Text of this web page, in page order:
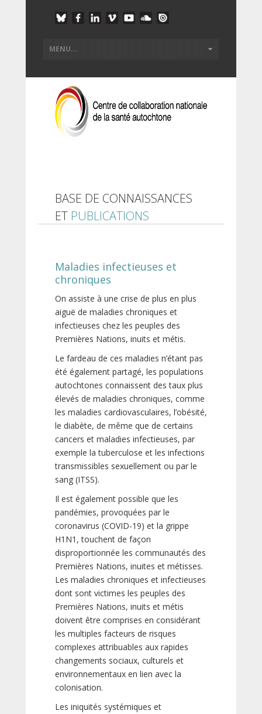
BASE DE CONNAISSANCES
ET PUBLICATIONS
Maladies infectieuses et
chroniques
On assiste à une crise de plus en plus
aiguë de maladies chroniques et
infectieuses chez les peuples des
Premières Nations, inuits et métis.
Le fardeau de ces maladies n’étant pas
été également partagé, les populations
autochtones connaissent des taux plus
élevés de maladies chroniques, comme
les maladies cardiovasculaires, l’obésité,
le diabète, de même que de certains
cancers et maladies infectieuses, par
exemple la tuberculose et les infections
transmissibles sexuellement ou par le
sang (ITSS).
Il est également possible que les
pandémies, provoquées par le
coronavirus (COVID-19) et la grippe
H1N1, touchent de façon
disproportionnée les communautés des
Premières Nations, inuites et métisses.
Les maladies chroniques et infectieuses
dont sont victimes les peuples des
Premières Nations, inuits et métis
doivent être comprises en considérant
les multiples facteurs de risques
complexes attribuables aux rapides
changements sociaux, culturels et
environnementaux en lien avec la
colonisation.
Les iniquités systémiques et